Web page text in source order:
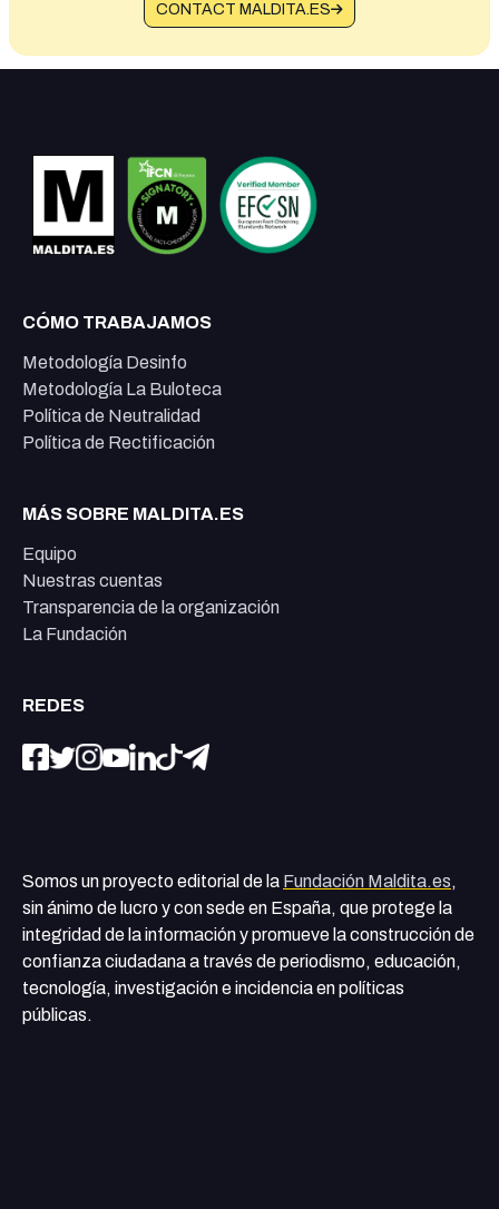
CONTACT MALDITA.ES
CÓMO TRABAJAMOS
Metodología Desinfo
Metodología La Buloteca
Política de Neutralidad
Política de Rectificación
MÁS SOBRE MALDITA.ES
Equipo
Nuestras cuentas
Transparencia de la organización
La Fundación
REDES
Somos un proyecto editorial de la Fundación Maldita.es,
sin ánimo de lucro y con sede en España, que protege la
integridad de la información y promueve la construcción de
confianza ciudadana a través de periodismo, educación,
tecnología, investigación e incidencia en políticas
públicas.